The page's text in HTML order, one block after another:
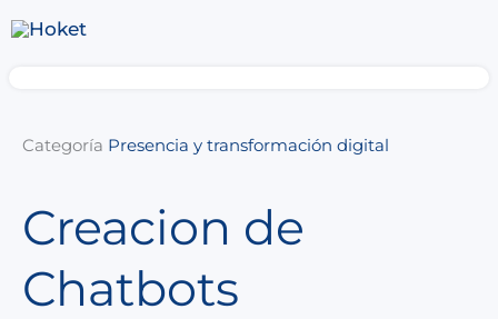
Ir
Categoría Presencia y transformación digital
Creacion de
Chatbots